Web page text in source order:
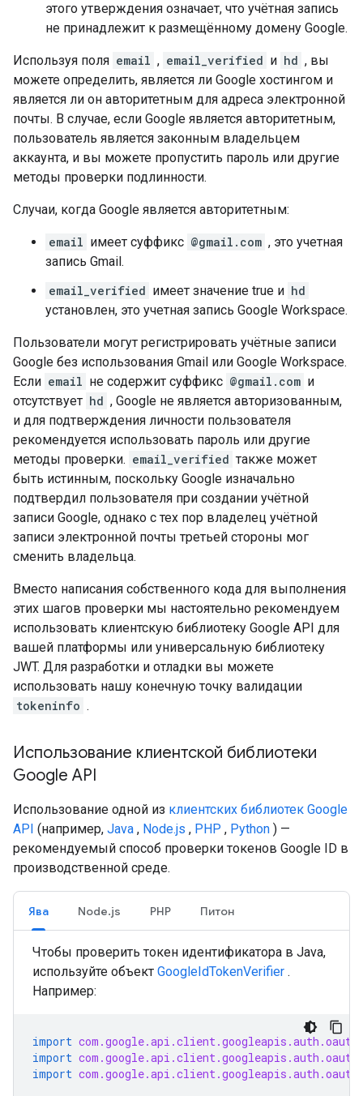
этого утверждения означает, что учётная запись
не принадлежит к размещённому домену Google.
Используя поля email , email_verified и hd , вы
можете определить, является ли Google хостингом и
является ли он авторитетным для адреса электронной
почты. В случае, если Google является авторитетным,
пользователь является законным владельцем
аккаунта, и вы можете пропустить пароль или другие
методы проверки подлинности.
Случаи, когда Google является авторитетным:
email имеет суффикс @gmail.com , это учетная
запись Gmail.
email_verified имеет значение true и hd
установлен, это учетная запись Google Workspace.
Пользователи могут регистрировать учётные записи
Google без использования Gmail или Google Workspace.
Если email не содержит суффикс @gmail.com и
отсутствует hd , Google не является авторизованным,
и для подтверждения личности пользователя
рекомендуется использовать пароль или другие
методы проверки. email_verified также может
быть истинным, поскольку Google изначально
подтвердил пользователя при создании учётной
записи Google, однако с тех пор владелец учётной
записи электронной почты третьей стороны мог
сменить владельца.
Вместо написания собственного кода для выполнения
этих шагов проверки мы настоятельно рекомендуем
использовать клиентскую библиотеку Google API для
вашей платформы или универсальную библиотеку
JWT. Для разработки и отладки вы можете
использовать нашу конечную точку валидации
tokeninfo .
Использование клиентской библиотеки
Google API
Использование одной из клиентских библиотек Google
API (например, Java , Node.js , PHP , Python ) —
рекомендуемый способ проверки токенов Google ID в
производственной среде.
Ява Node.js PHP Питон
Чтобы проверить токен идентификатора в Java,
используйте объект GoogleIdTokenVerifier .
Например:
import
import
import